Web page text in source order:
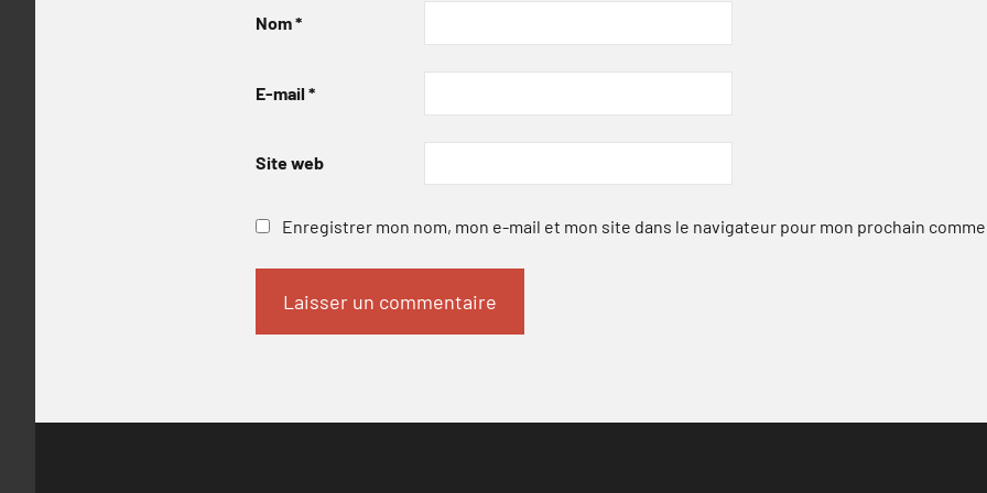
Nom*
E-mail *
Site web
Enregistrer mon nom, mon e-mail et mon site dans le navigateur pour mon prochain